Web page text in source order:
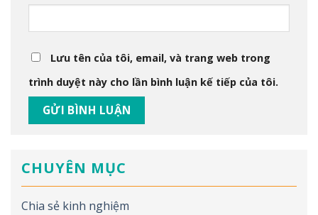
CHUYÊN MỤC
Chia sẻ kinh nghiệm
Lưu tên của tôi, email, và trang web trong
trình duyệt này cho lần bình luận kế tiếp của tôi.